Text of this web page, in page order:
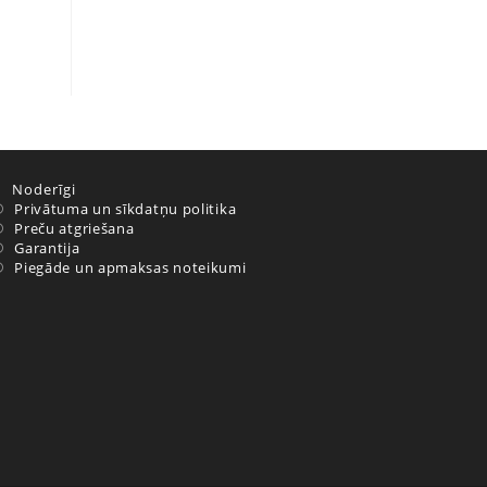
Noderīgi
Privātuma un sīkdatņu politika
Preču atgriešana
Garantija
Piegāde un apmaksas noteikumi